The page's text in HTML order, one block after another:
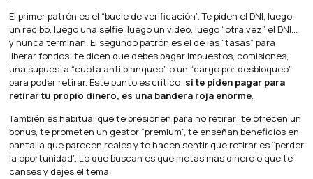
El primer patrón es el “bucle de verificación”. Te piden el DNI, luego
un recibo, luego una selfie, luego un vídeo, luego “otra vez” el DNI…
y nunca terminan. El segundo patrón es el de las “tasas” para
liberar fondos: te dicen que debes pagar impuestos, comisiones,
una supuesta “cuota anti blanqueo” o un “cargo por desbloqueo”
para poder retirar. Este punto es crítico: si te piden pagar para
retirar tu propio dinero, es una bandera roja enorme.
También es habitual que te presionen para no retirar: te ofrecen un
bonus, te prometen un gestor “premium”, te enseñan beneficios en
pantalla que parecen reales y te hacen sentir que retirar es “perder
la oportunidad”. Lo que buscan es que metas más dinero o que te
canses y dejes el tema.